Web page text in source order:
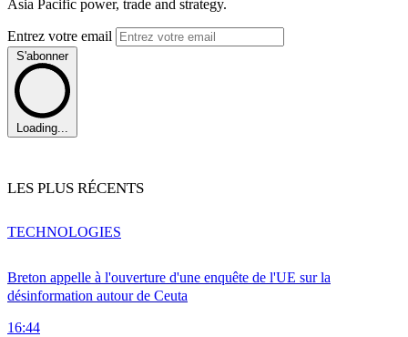
Asia Pacific power, trade and strategy.
Entrez votre email
S'abonner
Loading...
LES PLUS RÉCENTS
Breton appelle à l'ouverture d'une enquête de l'UE sur la
désinformation autour de Ceuta
16:44
TECHNOLOGIES